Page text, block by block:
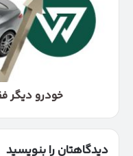
وسیله
نقلیه
نیست
خودرو دیگر
دیدگاهتان را بنویسید